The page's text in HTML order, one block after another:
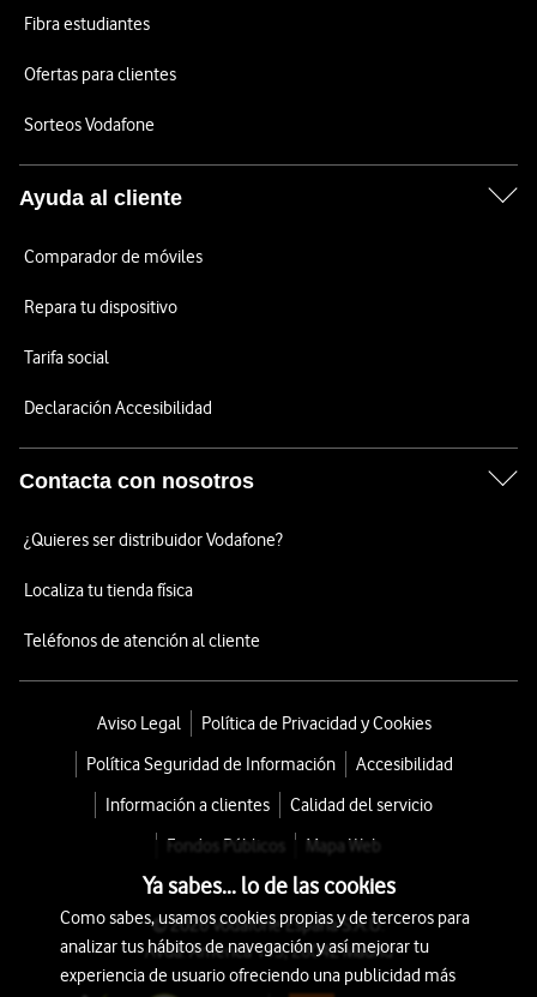
Fibra estudiantes
Ofertas para clientes
Sorteos Vodafone
Ayuda al cliente
Comparador de móviles
Repara tu dispositivo
Tarifa social
Declaración Accesibilidad
Contacta con nosotros
¿Quieres ser distribuidor Vodafone?
Localiza tu tienda física
Teléfonos de atención al cliente
Aviso Legal
Política de Privacidad y Cookies
Política Seguridad de Información
Accesibilidad
Información a clientes
Calidad del servicio
Fondos Públicos
Mapa Web
© 2026 Vodafone España S.A.U.
Avda. América 115, 28042 Madrid
Ya sabes... lo de las cookies
Como sabes, usamos cookies propias y de terceros para
analizar tus hábitos de navegación y así mejorar tu
experiencia de usuario ofreciendo una publicidad más